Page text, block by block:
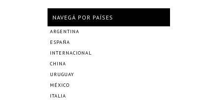
NAVEGÁ POR PAÍSES
ARGENTINA
ESPAÑA
INTERNACIONAL
CHINA
URUGUAY
MÉXICO
ITALIA